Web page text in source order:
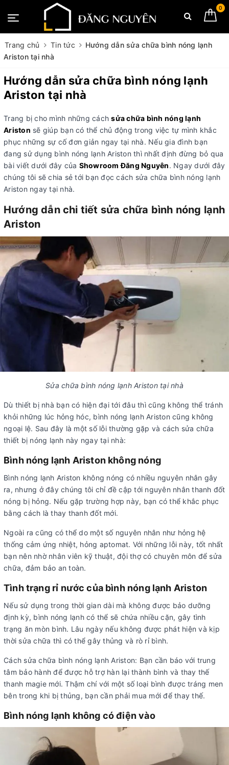
0
Trang chủ Tin tức
Hướng dẫn sửa chữa bình nóng lạnh
Ariston tại nhà
Hướng dẫn sửa chữa bình nóng lạnh
Ariston tại nhà
Trang bị cho mình những cáchsửa chữa bình nóng lạnh
Ariston sẽ giúp bạn có thể chủ động trong việc tự mình khắc
phục những sự cố đơn giản ngay tại nhà. Nếu gia đình bạn
đang sử dụng bình nóng lạnh Ariston thì nhất định đừng bỏ qua
bài viết dưới đây của Showroom Đăng Nguyên. Ngay dưới đây
chúng tôi sẽ chia sẻ tới bạn đọc cách sửa chữa bình nóng lạnh
Ariston ngay tại nhà.
Hướng dẫn chi tiết sửa chữa bình nóng lạnh
Ariston
Sửa chữa bình nóng lạnh Ariston tại nhà
Dù thiết bị nhà bạn có hiện đại tới đâu thì cũng không thể tránh
khỏi những lúc hỏng hóc, bình nóng lạnh Ariston cũng không
ngoại lệ. Sau đây là một số lỗi thường gặp và cách sửa chữa
thiết bị nóng lạnh này ngay tại nhà:
Bình nóng lạnh Ariston không nóng
Bình nóng lạnh Ariston không nóng có nhiều nguyên nhân gây
ra, nhưng ở đây chúng tôi chỉ đề cập tới nguyên nhân thanh đốt
nóng bị hỏng. Nếu gặp trường hợp này, bạn có thể khắc phục
bằng cách là thay thanh đốt mới.
Ngoài ra cũng có thể do một số nguyên nhân như hỏng hệ
thống cảm ứng nhiệt, hỏng aptomat. Với những lỗi này, tốt nhất
bạn nên nhờ nhân viên kỹ thuật, đội thợ có chuyên môn để sửa
chữa, đảm bảo an toàn.
Tình trạng rỉ nước của bình nóng lạnh Ariston
Nếu sử dụng trong thời gian dài mà không được bảo dưỡng
định kỳ, bình nóng lạnh có thể sẽ chứa nhiều cặn, gây tình
trạng ăn mòn bình. Lâu ngày nếu không được phát hiện và kịp
thời sửa chữa thì có thể gây thủng và rò rỉ bình.
Cách sửa chữa bình nóng lạnh Ariston: Bạn cần báo với trung
tâm bảo hành để được hỗ trợ hàn lại thành bình và thay thế
thanh magie mới. Thậm chí với một số loại bình được tráng men
bên trong khi bị thủng, bạn cần phải mua mới để thay thế.
Bình nóng lạnh không có điện vào